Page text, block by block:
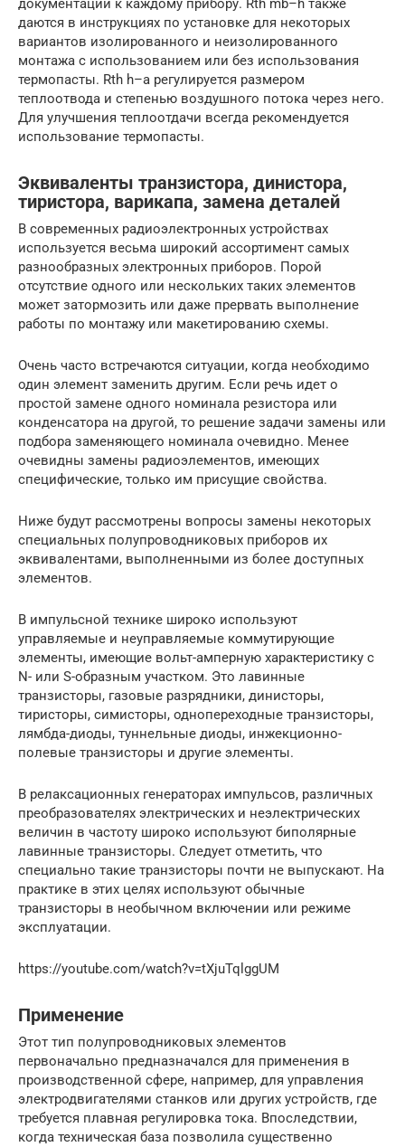
документации к каждому прибору. Rth mb–h также
даются в инструкциях по установке для некоторых
вариантов изолированного и неизолированного
монтажа с использованием или без использования
термопасты. Rth h–a регулируется размером
теплоотвода и степенью воздушного потока через него.
Для улучшения теплоотдачи всегда рекомендуется
использование термопасты.
Эквиваленты транзистора, динистора,
тиристора, варикапа, замена деталей
В современных радиоэлектронных устройствах
используется весьма широкий ассортимент самых
разнообразных электронных приборов. Порой
отсутствие одного или нескольких таких элементов
может затормозить или даже прервать выполнение
работы по монтажу или макетированию схемы.
Очень часто встречаются ситуации, когда необходимо
один элемент заменить другим. Если речь идет о
простой замене одного номинала резистора или
конденсатора на другой, то решение задачи замены или
подбора заменяющего номинала очевидно. Менее
очевидны замены радиоэлементов, имеющих
специфические, только им присущие свойства.
Ниже будут рассмотрены вопросы замены некоторых
специальных полупроводниковых приборов их
эквивалентами, выполненными из более доступных
элементов.
В импульсной технике широко используют
управляемые и неуправляемые коммутирующие
элементы, имеющие вольт-амперную характеристику с
N- или S-образным участком. Это лавинные
транзисторы, газовые разрядники, динисторы,
тиристоры, симисторы, однопереходные транзисторы,
лямбда-диоды, туннельные диоды, инжекционно-
полевые транзисторы и другие элементы.
В релаксационных генераторах импульсов, различных
преобразователях электрических и неэлектрических
величин в частоту широко используют биполярные
лавинные транзисторы. Следует отметить, что
специально такие транзисторы почти не выпускают. На
практике в этих целях используют обычные
транзисторы в необычном включении или режиме
эксплуатации.
https://youtube.com/watch?v=tXjuTqlggUM
Применение
Этот тип полупроводниковых элементов
первоначально предназначался для применения в
производственной сфере, например, для управления
электродвигателями станков или других устройств, где
требуется плавная регулировка тока. Впоследствии,
когда техническая база позволила существенно